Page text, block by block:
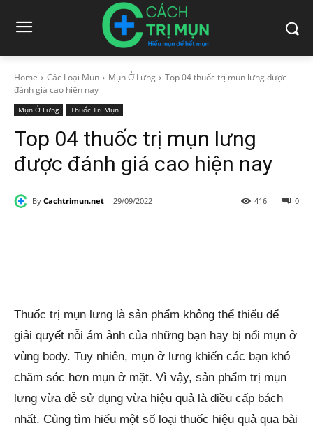
Home Các Loại Mụn Mụn Ở Lưng
Top 04 thuốc trị mụn lưng được
đánh giá cao hiện nay
Mụn Ở Lưng Thuốc Trị Mụn
Top 04 thuốc trị mụn lưng
được đánh giá cao hiện nay
By Cachtrimun.net 29/09/2022 0
416
Thuốc trị mụn lưng là sản phẩm không thể thiếu để
giải quyết nỗi ám ảnh của những bạn hay bị nổi mụn ở
vùng body. Tuy nhiên, mụn ở lưng khiến các bạn khó
chăm sóc hơn mụn ở mặt. Vì vậy, sản phẩm trị mụn
lưng vừa dễ sử dụng vừa hiệu quả là điều cấp bách
nhất. Cùng tìm hiểu một số loại thuốc hiệu quả qua bài